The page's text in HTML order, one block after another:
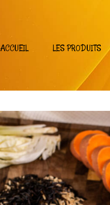
ACCUEIL LES PRODUITS